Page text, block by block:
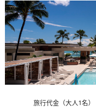
旅行代金（大人1名）